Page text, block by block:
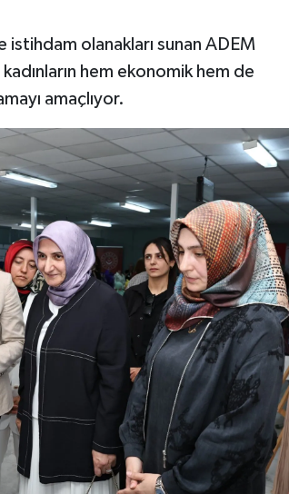
istihdam olanakları sunan ADEM
hem ekonomik hem de
amaçlıyor.